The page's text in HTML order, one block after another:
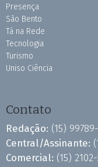
Presença
São Bento
Tá na Rede
Tecnologia
Turismo
Uniso Ciência
Contato
Redação: (15)
Central/Assinante:
Comercial: (15)